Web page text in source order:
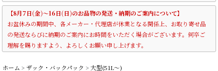
【8月7日(金)～16日(日)のお品物の発送・納期のご案内について】
お盆休みの期間中、各メーカー・代理店が休業となる関係上、お取り寄せ品
の発送ならびに納期のご案内にお時間をいただく場合がございます。何卒ご
理解を賜りますよう、よろしくお願い申し上げます。
ホーム > ザック・バックパック > 大型(51L〜)